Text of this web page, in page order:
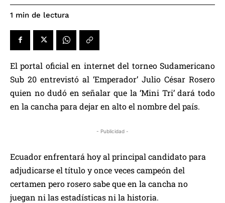
1 min de lectura
El portal oficial en internet del torneo Sudamericano
Sub 20 entrevistó al ‘Emperador’ Julio César Rosero
quien no dudó en señalar que la ‘Mini Tri’ dará todo
en la cancha para dejar en alto el nombre del país.
- Publicidad -
Ecuador enfrentará hoy al principal candidato para
adjudicarse el título y once veces campeón del
certamen pero rosero sabe que en la cancha no
juegan ni las estadísticas ni la historia.